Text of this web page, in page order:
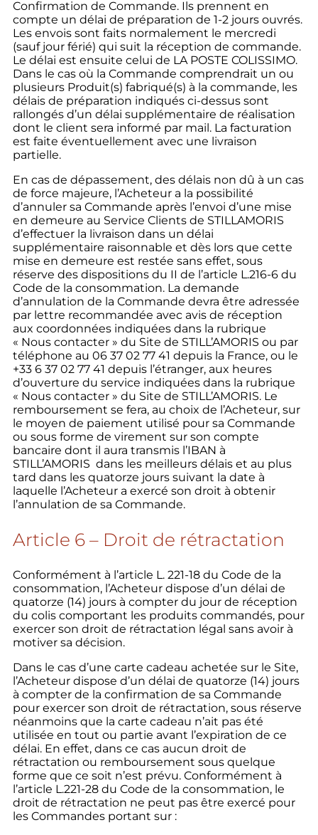
Confirmation de Commande. Ils prennent en
compte un délai de préparation de 1-2 jours ouvrés.
Les envois sont faits normalement le mercredi
(sauf jour férié) qui suit la réception de commande.
Le délai est ensuite celui de LA POSTE COLISSIMO.
Dans le cas où la Commande comprendrait un ou
plusieurs Produit(s) fabriqué(s) à la commande, les
délais de préparation indiqués ci-dessus sont
rallongés d’un délai supplémentaire de réalisation
dont le client sera informé par mail. La facturation
est faite éventuellement avec une livraison
partielle.
En cas de dépassement, des délais non dû à un cas
de force majeure, l’Acheteur a la possibilité
d’annuler sa Commande après l’envoi d’une mise
en demeure au Service Clients de STILLAMORIS
d’effectuer la livraison dans un délai
supplémentaire raisonnable et dès lors que cette
mise en demeure est restée sans effet, sous
réserve des dispositions du II de l’article L.216-6 du
Code de la consommation. La demande
d’annulation de la Commande devra être adressée
par lettre recommandée avec avis de réception
aux coordonnées indiquées dans la rubrique
« Nous contacter » du Site de STILL’AMORIS ou par
téléphone au 06 37 02 77 41 depuis la France, ou le
+33 6 37 02 77 41 depuis l’étranger, aux heures
d’ouverture du service indiquées dans la rubrique
« Nous contacter » du Site de STILL’AMORIS. Le
remboursement se fera, au choix de l’Acheteur, sur
le moyen de paiement utilisé pour sa Commande
ou sous forme de virement sur son compte
bancaire dont il aura transmis l’IBAN à
STILL’AMORIS dans les meilleurs délais et au plus
tard dans les quatorze jours suivant la date à
laquelle l’Acheteur a exercé son droit à obtenir
l’annulation de sa Commande.
Article 6 – Droit de rétractation
Conformément à l’article L. 221-18 du Code de la
consommation, l’Acheteur dispose d’un délai de
quatorze (14) jours à compter du jour de réception
du colis comportant les produits commandés, pour
exercer son droit de rétractation légal sans avoir à
motiver sa décision.
Dans le cas d’une carte cadeau achetée sur le Site,
l’Acheteur dispose d’un délai de quatorze (14) jours
à compter de la confirmation de sa Commande
pour exercer son droit de rétractation, sous réserve
néanmoins que la carte cadeau n’ait pas été
utilisée en tout ou partie avant l’expiration de ce
délai. En effet, dans ce cas aucun droit de
rétractation ou remboursement sous quelque
forme que ce soit n’est prévu. Conformément à
l’article L.221-28 du Code de la consommation, le
droit de rétractation ne peut pas être exercé pour
les Commandes portant sur :